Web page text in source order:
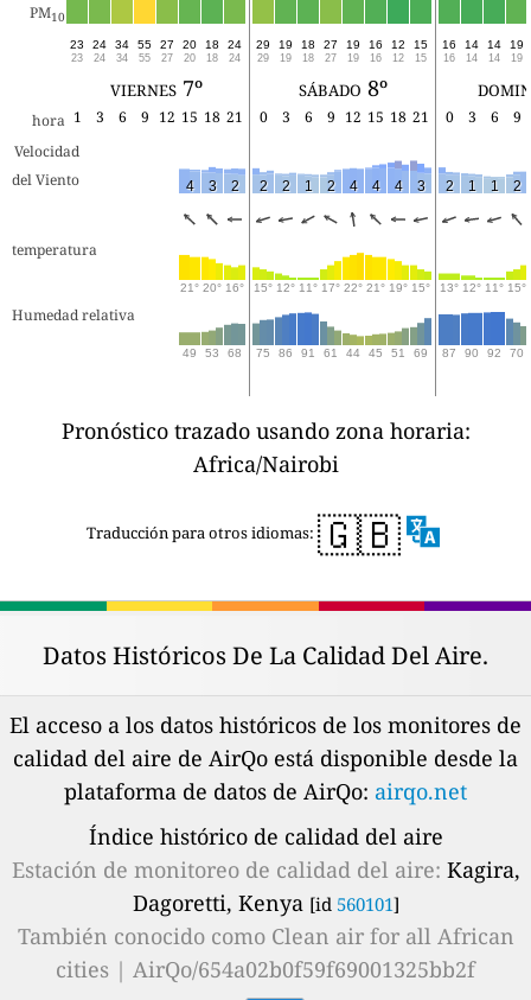
PM10
23
23
24
24
34
34
55
55
27
27
20
20
18
18
24
24
29
29
19
19
18
18
27
27
19
19
16
16
12
12
15
15
16
16
14
14
14
14
19
19
viernes 7º sábado 8º
hora 1 3 6 9 12 15 18 21 0 3 6 9 12 15 18 21 0 3 6
9
Velocidad
del Viento
4 3 2 2 2 1 2 4 4 4 3 2 1 1 2
temperatura
21° 20° 16° 15° 12° 11° 17° 22° 21° 19° 15° 13° 12° 11° 15°
Humedad relativa
49 53 68 75 86 91 61 44 45 51 69 87 90 92 70
Pronóstico trazado usando zona horaria:
Africa/Nairobi
Traducción para otros idiomas: 🇬🇧
Datos Históricos De La Calidad Del Aire.
El acceso a los datos históricos de los monitores de
calidad del aire de AirQo está disponible desde la
plataforma de datos de AirQo: airqo.net
Índice histórico de calidad del aire
Estación de monitoreo de calidad del aire: Kagira,
Dagoretti, Kenya [id 560101]
También conocido comoClean air for all African
cities | AirQo/654a02b0f59f69001325bb2f